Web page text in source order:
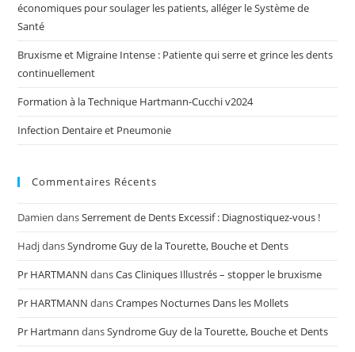
économiques pour soulager les patients, alléger le Système de
Santé
Bruxisme et Migraine Intense : Patiente qui serre et grince les dents
continuellement
Formation à la Technique Hartmann-Cucchi v2024
Infection Dentaire et Pneumonie
Commentaires Récents
Damien dansSerrement de Dents Excessif : Diagnostiquez-vous !
HadjdansSyndrome Guy de la Tourette, Bouche et Dents
Pr HARTMANN dansCas Cliniques Illustrés – stopper le bruxisme
Pr HARTMANN dansCrampes Nocturnes Dans les Mollets
Pr Hartmann dansSyndrome Guy de la Tourette, Bouche et Dents